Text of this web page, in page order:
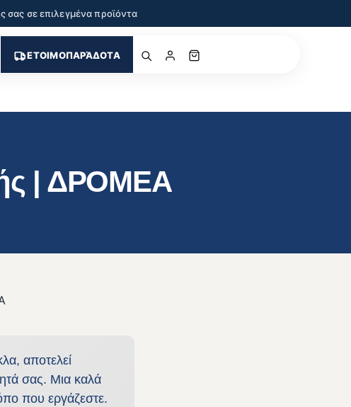
σας σε επιλεγμένα προϊόντα
ΕΤΟΙΜΟΠΑΡΆΔΟΤΑ
| ΔΡΟΜΕΑ
αποτελεί
σας. Μια καλά
που εργάζεστε.